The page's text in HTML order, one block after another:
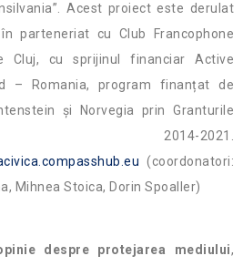
Acest proiect este derulat
în parteneriat cu Club Francophone
Cluj, cu sprijinul financiar Active
– Romania, program finanțat de
și Norvegia prin Granturile
2014-2021.
(coordonatori:
Mihnea Stoica, Dorin Spoaller)
despre protejarea mediului,